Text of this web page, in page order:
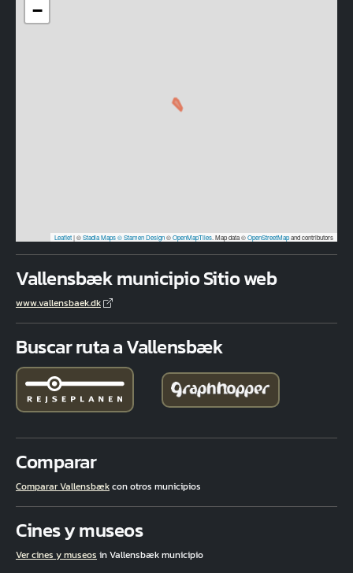
−
Leaflet|©Stadia Maps© Stamen Design©OpenMapTiles . Map data ©OpenStreetMapand contributors
Vallensbæk municipio Sitio web
www.vallensbaek.dk
Buscar ruta a Vallensbæk
Comparar
Comparar Vallensbækcon otros municipios
Cines y museos
Ver cines y museos in Vallensbæk municipio